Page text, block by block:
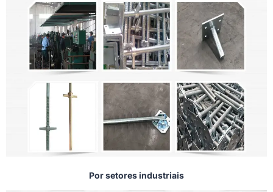
Por setores industriais